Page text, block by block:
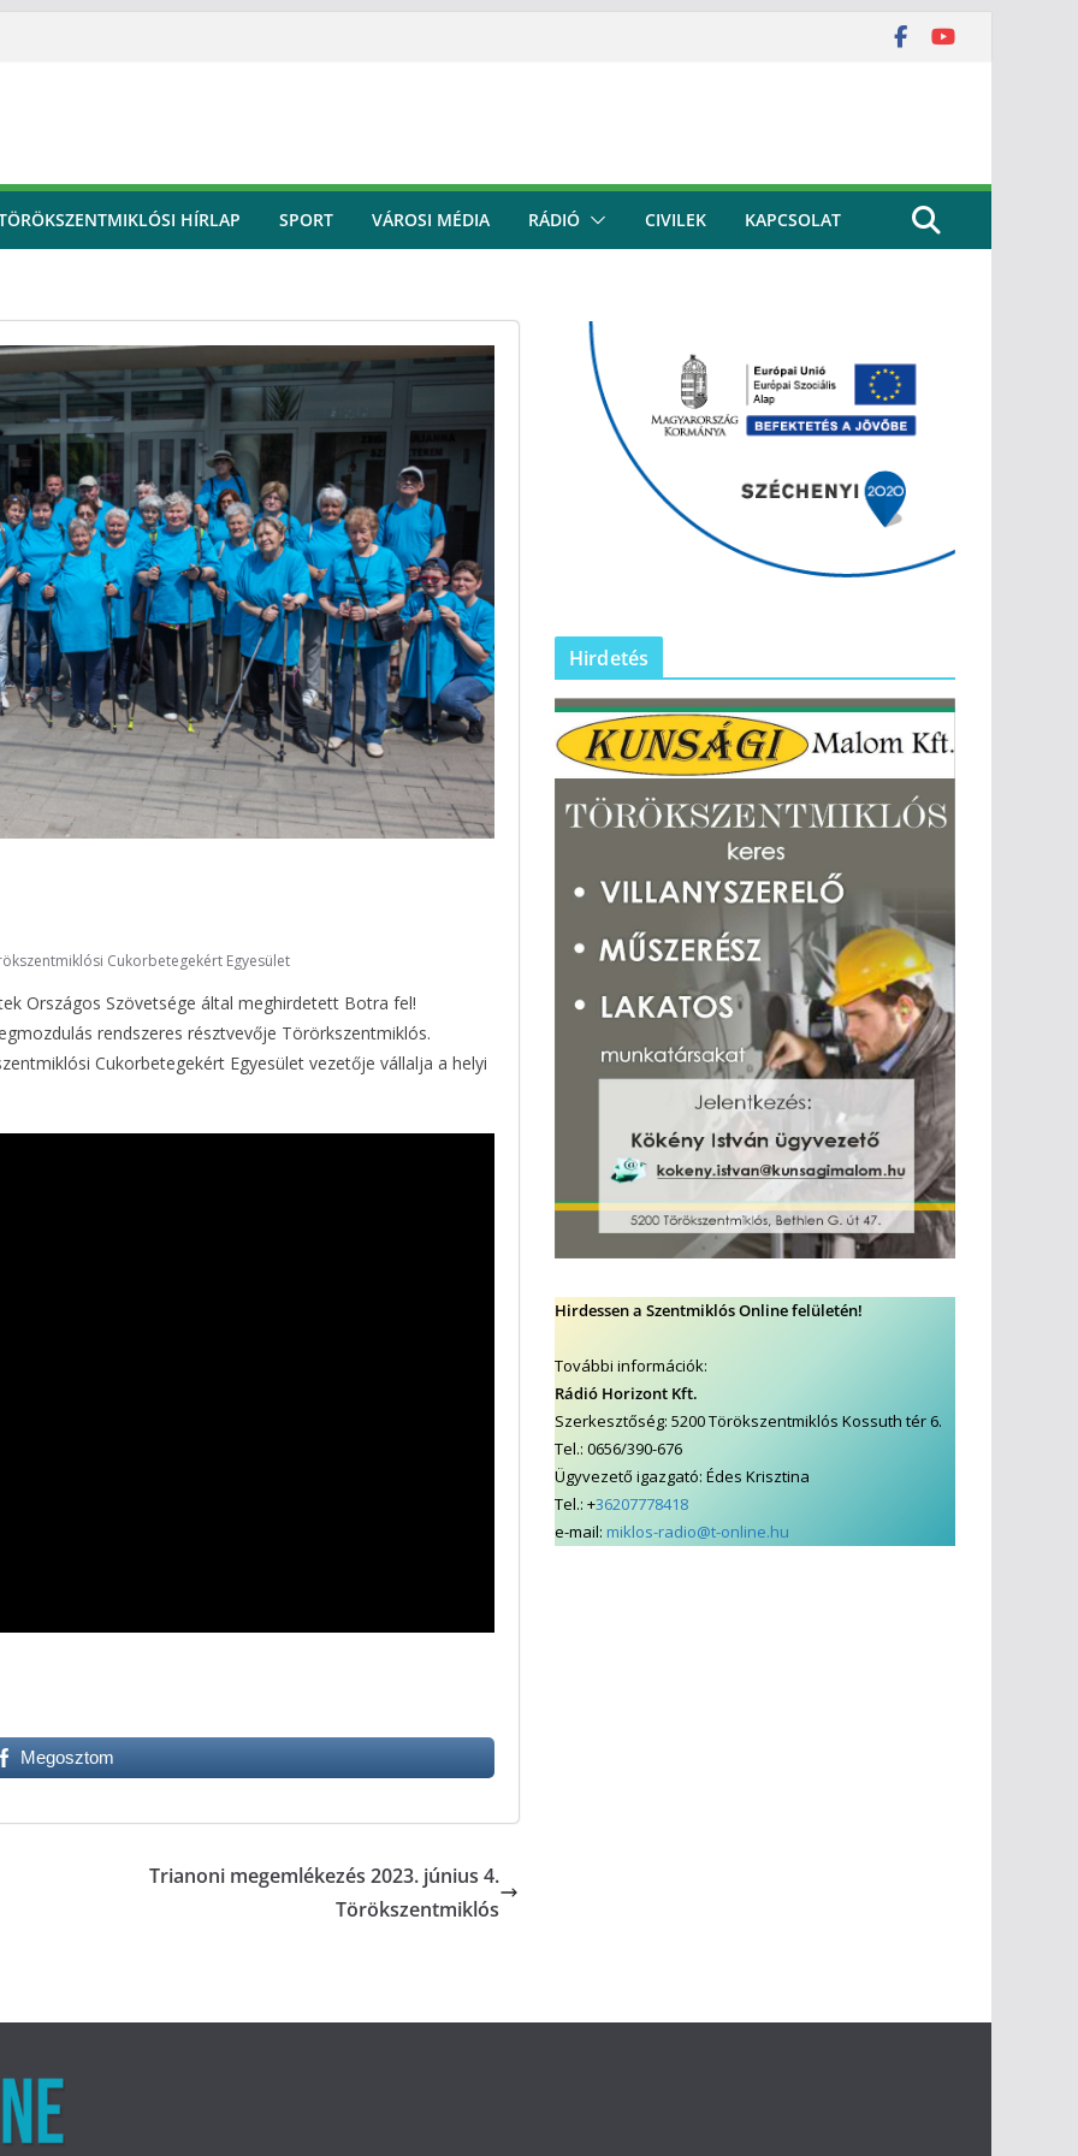
HÍRLAP SPORT VÁROSI MÉDIA RÁDIÓ CIVILEK KAPCSOLAT
Cukorbetegekért Egyesület
Országos Szövetsége által meghirdetett Botra fel!
rendszeres résztvevője Törörkszentmiklós.
Cukorbetegekért Egyesület vezetője vállalja a helyi
Megosztom
Trianoni megemlékezés 2023. június 4.
Törökszentmiklós
Hirdetés
Hirdessen a Szentmiklós Online felületén!
További információk:
Rádió Horizont Kft.
Szerkesztőség: 5200 Törökszentmiklós Kossuth tér 6.
Tel.: 0656/390-676
Ügyvezető igazgató: Édes Krisztina
Tel.: +36207778418
e-mail: miklos-radio@t-online.hu